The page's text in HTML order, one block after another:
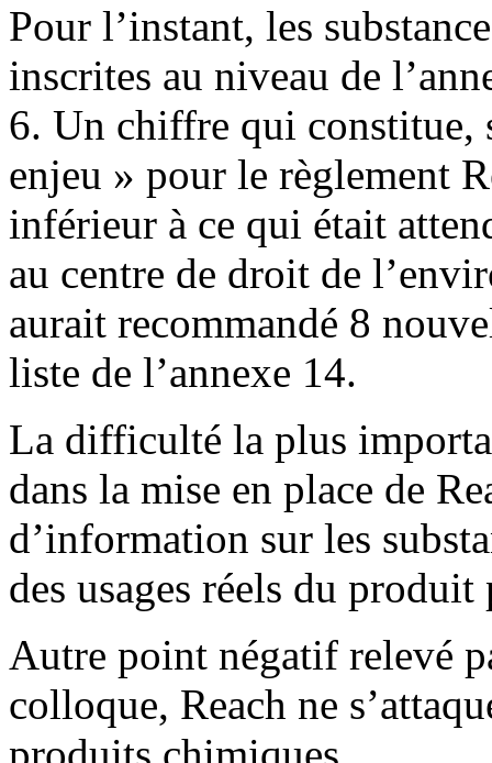
Pour l’instant, les
inscrites au niveau de
6. Un chiffre qui
enjeu » pour le règlement
inférieur à ce qui était
au centre de droit de
aurait recommandé 8
liste de l’annexe 14.
La difficulté la plus
dans la mise en place de
d’information sur les
des usages réels du
Autre point négatif relevé
colloque, Reach ne
produits chimiques.